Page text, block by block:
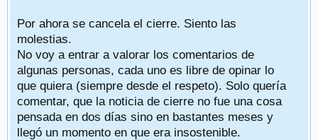
Por ahora se cancela el cierre. Siento las
molestias.
No voy a entrar a valorar los comentarios de
algunas personas, cada uno es libre de opinar lo
que quiera (siempre desde el respeto). Solo quería
comentar, que la noticia de cierre no fue una cosa
pensada en dos días sino en bastantes meses y
llegó un momento en que era insostenible.